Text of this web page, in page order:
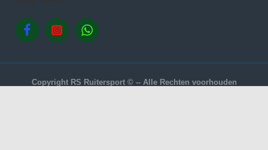
Copyright RS Ruitersport © -- Alle Rechten voorhouden